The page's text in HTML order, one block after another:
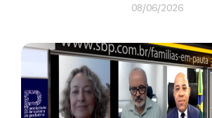
08/06/2026